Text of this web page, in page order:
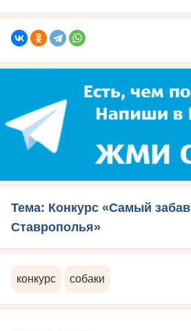
Тема: Конкурс «Самый
Ставрополья»
конкурс собаки